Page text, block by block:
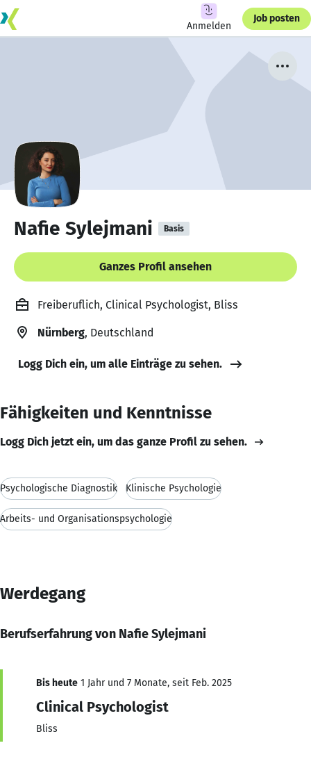
Anmelden
Job posten
Nafie Sylejmani Basis
Ganzes Profil ansehen
Freiberuflich, Clinical Psychologist, Bliss
Nürnberg, Deutschland
Logg Dich ein, um alle Einträge zu sehen.
Fähigkeiten und Kenntnisse
Logg Dich jetzt ein, um das ganze Profil zu sehen.
Psychologische Diagnostik Klinische Psychologie
Arbeits- und Organisationspsychologie
Werdegang
Berufserfahrung von Nafie Sylejmani
Bis heute 1 Jahr und 7 Monate, seit Feb. 2025
Clinical Psychologist
Bliss